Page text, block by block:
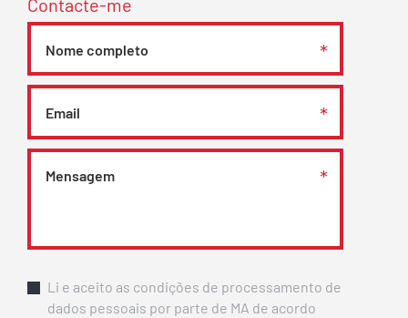
Li e aceito as condições de processamento de
dados pessoais por parte de MA de acordo